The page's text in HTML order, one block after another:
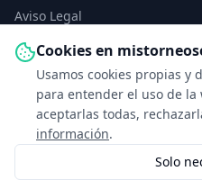
Cookies en
Usamos cookies propias y
para entender el uso de la
aceptarlas todas,
información.
Solo
Aviso Legal
Política de Privacidad
Política de Cookies
Configurar cookies
Contacto
info@mistorneosonline.es